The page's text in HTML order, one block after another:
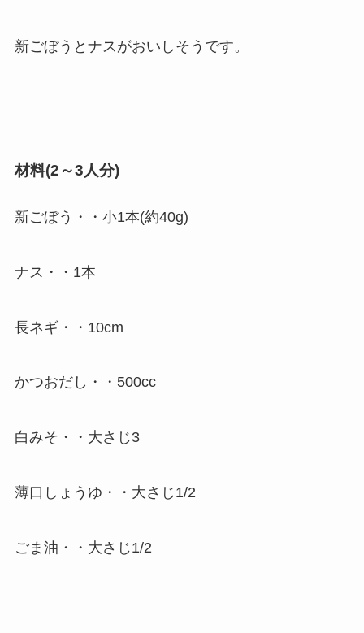
新ごぼうとナスがおいしそうです。
材料(2～3人分)
新ごぼう・・小1本(約40g)
ナス・・1本
長ネギ・・10cm
かつおだし・・500cc
白みそ・・大さじ3
薄口しょうゆ・・大さじ1/2
ごま油・・大さじ1/2